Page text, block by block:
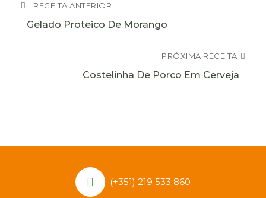
RECEITA ANTERIOR
Gelado Proteico De Morango
PRÓXIMA RECEITA
Costelinha De Porco Em Cerveja
(+351) 219 533 860